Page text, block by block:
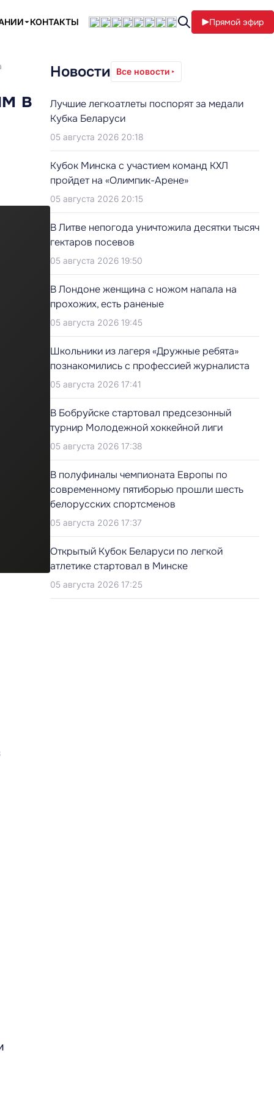
КОНТАКТЫ Прямой эфир
в
Новости Все новости
Лучшие легкоатлеты поспорят за медали
Кубка Беларуси
05 августа 2026 20:18
Кубок Минска с участием команд КХЛ
пройдет на «Олимпик-Арене»
05 августа 2026 20:15
В Литве непогода уничтожила десятки тысяч
гектаров посевов
05 августа 2026 19:50
В Лондоне женщина с ножом напала на
прохожих, есть раненые
05 августа 2026 19:45
Школьники из лагеря «Дружные ребята»
познакомились с профессией журналиста
05 августа 2026 17:41
В Бобруйске стартовал предсезонный
турнир Молодежной хоккейной лиги
05 августа 2026 17:38
В полуфиналы чемпионата Европы по
современному пятиборью прошли шесть
белорусских спортсменов
05 августа 2026 17:37
Открытый Кубок Беларуси по легкой
атлетике стартовал в Минске
05 августа 2026 17:25